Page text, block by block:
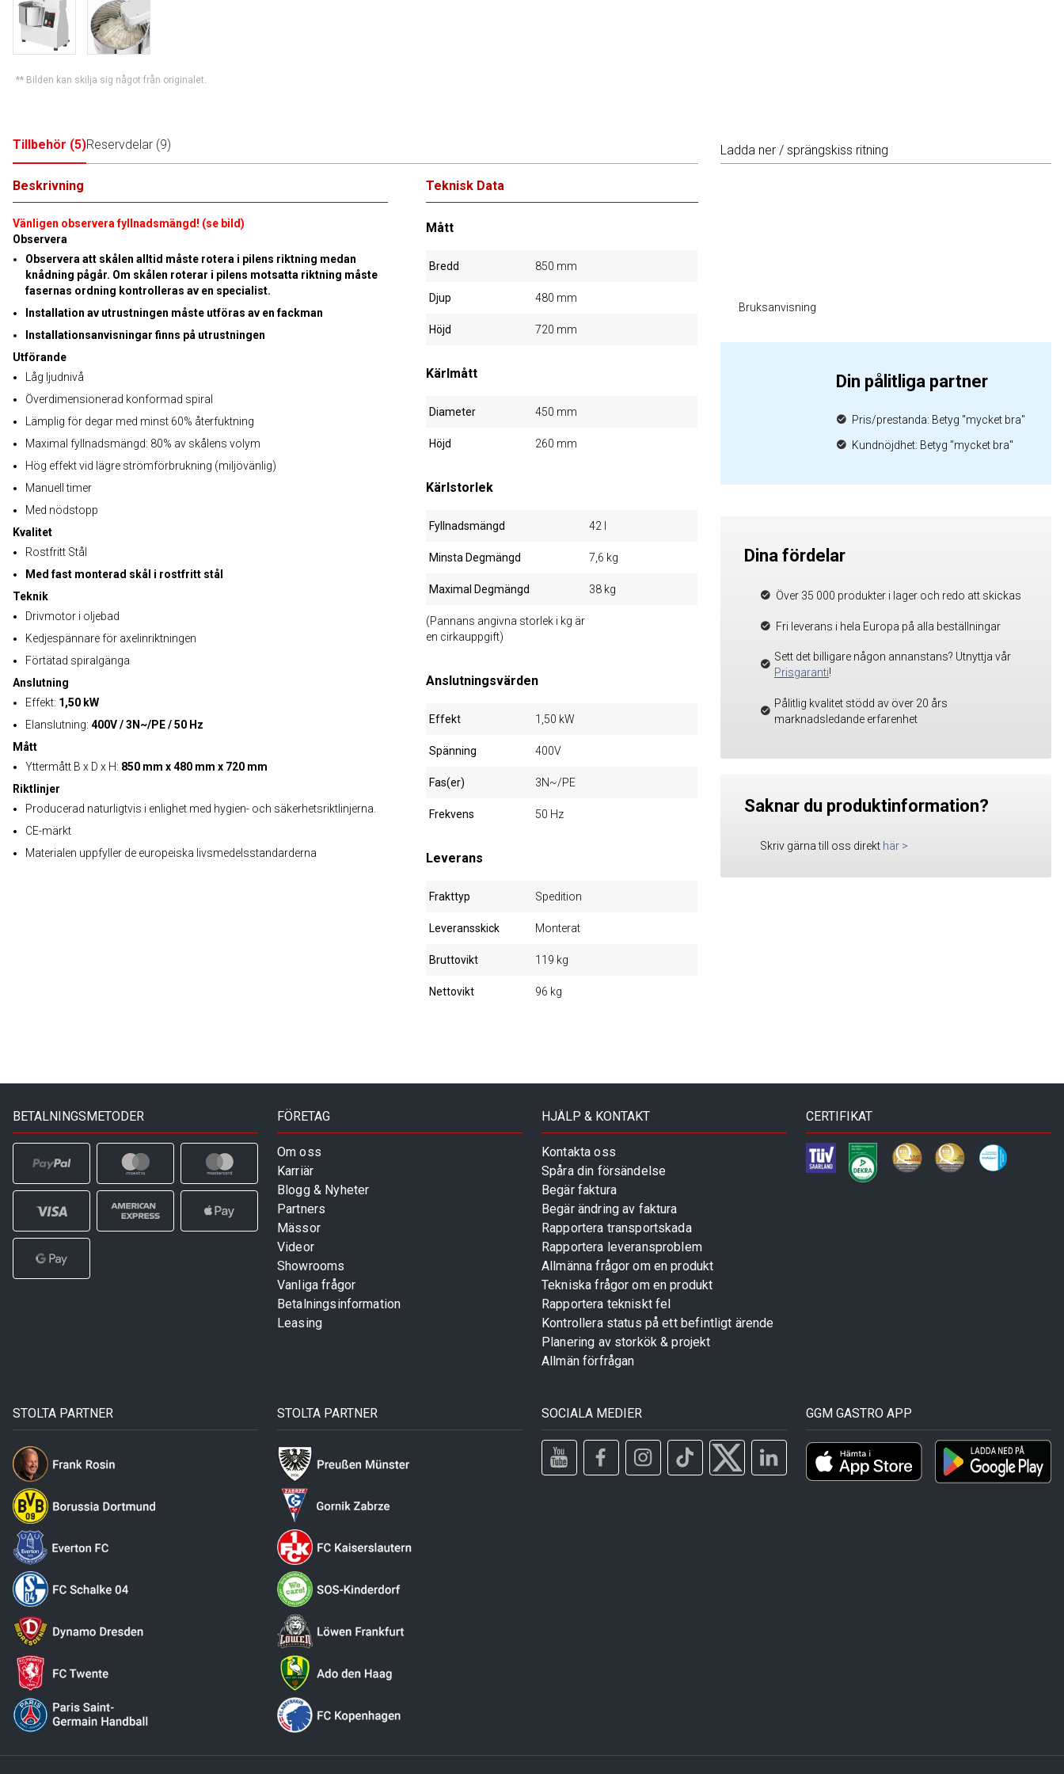
** Bilden kan skilja sig något från originalet.
Tillbehör (5)Reservdelar (9)
Beskrivning
Vänligen observera fyllnadsmängd! (se bild)
Observera
Observera att skålen alltid måste rotera i pilens riktning medan
knådning pågår. Om skålen roterar i pilens motsatta riktning måste
fasernas ordning kontrolleras av en specialist.
Installation av utrustningen måste utföras av en fackman
Installationsanvisningar finns på utrustningen
Utförande
Låg ljudnivå
Överdimensionerad konformad spiral
Lämplig för degar med minst 60% återfuktning
Maximal fyllnadsmängd: 80% av skålens volym
Hög effekt vid lägre strömförbrukning (miljövänlig)
Manuell timer
Med nödstopp
Kvalitet
Rostfritt Stål
Med fast monterad skål i rostfritt stål
Teknik
Drivmotor i oljebad
Kedjespännare för axelinriktningen
Förtätad spiralgänga
Anslutning
Effekt: 1,50 kW
Elanslutning: 400V / 3N~/PE / 50 Hz
Mått
Yttermått B x D x H: 850 mm x 480 mm x 720 mm
Riktlinjer
Producerad naturligtvis i enlighet med hygien- och säkerhetsriktlinjerna.
CE-märkt
Materialen uppfyller de europeiska livsmedelsstandarderna
Teknisk Data
Mått
Bredd 850 mm
Djup 480 mm
Höjd 720 mm
Kärlmått
Diameter 450 mm
Höjd 260 mm
Kärlstorlek
Fyllnadsmängd 42 l
Minsta Degmängd 7,6 kg
Maximal Degmängd 38 kg
(Pannans angivna storlek i kg är
en cirkauppgift)
Anslutningsvärden
Effekt 1,50 kW
Spänning 400V
Fas(er) 3N~/PE
Frekvens 50 Hz
Leverans
Frakttyp Spedition
Leveransskick Monterat
Bruttovikt 119 kg
Nettovikt 96 kg
Ladda ner / sprängskiss ritning
Bruksanvisning
Din pålitliga partner
Pris/prestanda: Betyg "mycket bra"
Kundnöjdhet: Betyg "mycket bra"
Dina fördelar
Över 35 000 produkter i lager och redo att skickas
Fri leverans i hela Europa på alla beställningar
Sett det billigare någon annanstans? Utnyttja vår
Prisgaranti!
Pålitlig kvalitet stödd av över 20 års
marknadsledande erfarenhet
Saknar du produktinformation?
Skriv gärna till oss direkt här >
BETALNINGSMETODER FÖRETAG
Om oss
Karriär
Blogg & Nyheter
Partners
Mässor
Videor
Showrooms
Vanliga frågor
Betalningsinformation
Leasing
HJÄLP & KONTAKT
Kontakta oss
Spåra din försändelse
Begär faktura
Begär ändring av faktura
Rapportera transportskada
Rapportera leveransproblem
Allmänna frågor om en produkt
Tekniska frågor om en produkt
Rapportera tekniskt fel
Kontrollera status på ett befintligt ärende
Planering av storkök & projekt
Allmän förfrågan
CERTIFIKAT
STOLTA PARTNER STOLTA PARTNER SOCIALA MEDIER GGM GASTRO APP